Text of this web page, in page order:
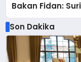
Bakan Fidan:
Son Dakika